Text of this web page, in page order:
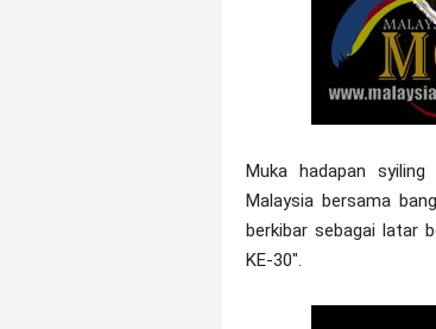
Muka hadapan
Malaysia bersama
berkibar sebagai latar
KE-30".